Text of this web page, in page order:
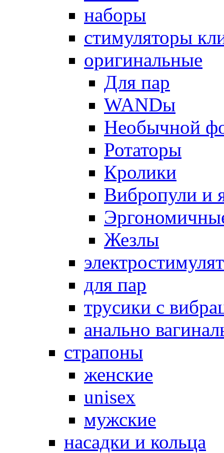
наборы
стимуляторы
оригинальные
Для пар
WANDы
Необычной
Ротаторы
Кролики
Вибропули и
Жезлы
для пар
трусики с
анально
страпоны
женские
unisex
мужские
насадки и кольца